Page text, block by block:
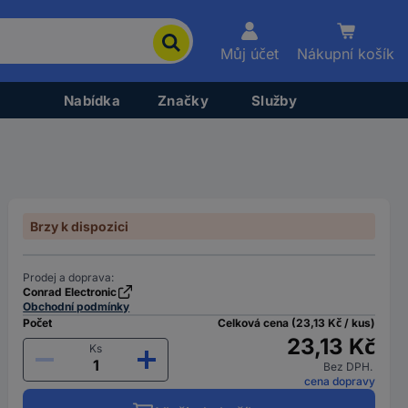
Můj účet Nákupní košík
Nabídka Značky Služby
Brzy k dispozici
Prodej a doprava:
Conrad Electronic
Obchodní podmínky
Počet
Ks
Celková cena (23,13 Kč / kus)
23,13 Kč
Bez DPH.
cena dopravy